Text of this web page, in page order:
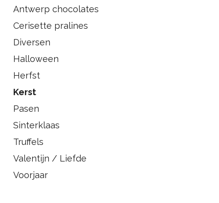
Antwerp chocolates
Cerisette pralines
Diversen
Halloween
Herfst
Kerst
Pasen
Sinterklaas
Truffels
Valentijn / Liefde
Voorjaar